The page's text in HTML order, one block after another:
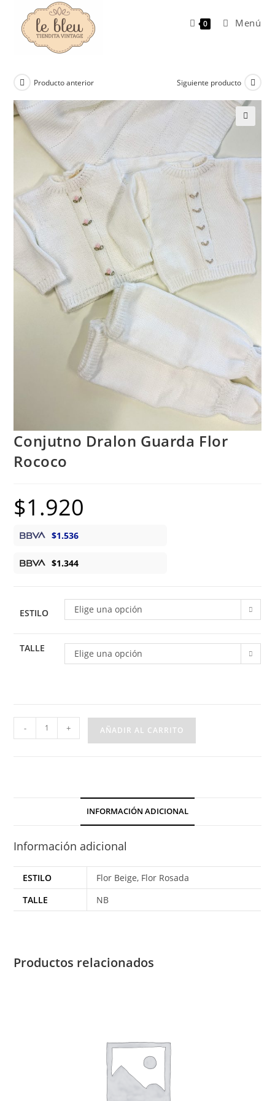
contenido
0 Menú
Producto anterior Siguiente producto
Conjutno Dralon Guarda Flor
Rococo
$1.920
$1.536
$1.344
ESTILO Elige una opción
TALLE Elige una opción
Conjutno
Dralon
- + AÑADIR AL CARRITO
INFORMACIÓN ADICIONAL
Información adicional
ESTILO
Flor Beige, Flor Rosada
TALLE
NB
Productos relacionados